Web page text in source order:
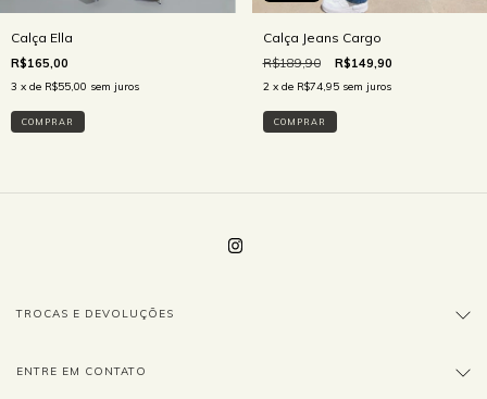
Calça Ella
R$165,00
3 x de R$55,00 sem juros
COMPRAR
Calça Jeans Cargo
R$189,90 R$149,90
2 x de R$74,95 sem juros
COMPRAR
TROCAS E DEVOLUÇÕES
ENTRE EM CONTATO